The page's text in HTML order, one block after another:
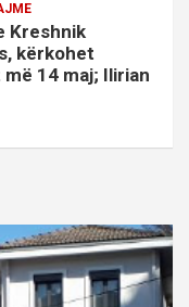
Kreshnik
kërkohet
14 maj; Ilirian